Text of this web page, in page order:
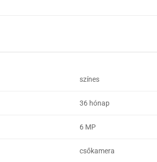
színes
36 hónap
6 MP
csőkamera